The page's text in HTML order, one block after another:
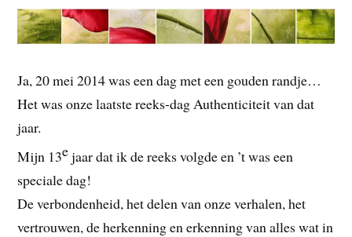
Ja, 20 mei 2014 was een dag met een gouden randje…
Het was onze laatste reeks-dag Authenticiteit van dat
jaar.
Mijn 13ejaar dat ik de reeks volgde en ’t was een
speciale dag!
De verbondenheid, het delen van onze verhalen, het
vertrouwen, de herkenning en erkenning van alles wat in